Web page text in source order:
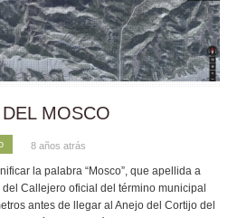
MOSCO
8 años atrás
la palabra “Mosco”, que apellida a
Callejero oficial del término municipal
antes de llegar al Anejo del Cortijo del